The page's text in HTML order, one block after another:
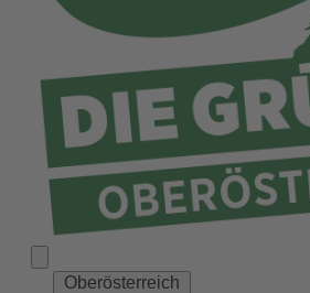
Ried
Schärding
Steyr
Steyr-Land
Urfahr-Umgebung
Vöcklabruck
Oberösterreich